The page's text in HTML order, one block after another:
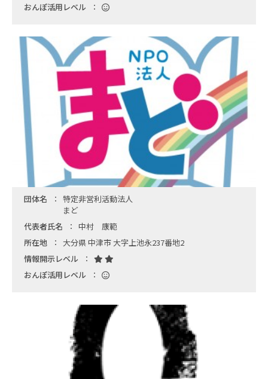
おんぽ活用レベル
団体名
特定非営利活動法人
まど
代表者氏名
中村 康範
所在地
大分県 中津市 大字上池永237番地2
情報開示レベル
おんぽ活用レベル